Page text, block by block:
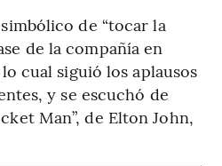
de “tocar la
de la compañía en
cual siguió los aplausos
y se escuchó de
Man”, de Elton John,